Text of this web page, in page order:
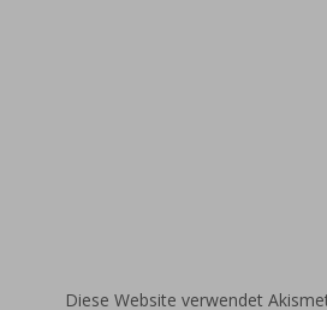
Diese Website verwendet